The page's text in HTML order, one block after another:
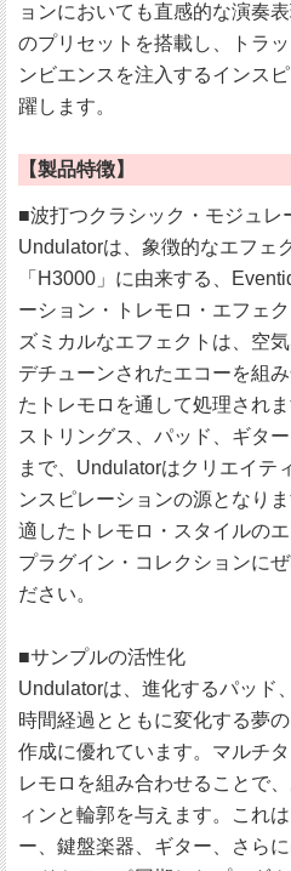
ョンにおいても直感的な演奏
のプリセットを搭載し、トラ
ンビエンスを注入するインス
躍します。
【製品特徴】
■波打つクラシック・モジュレ
Undulatorは、象徴的なエフェ
「H3000」に由来する、
ーション・トレモロ・エフェ
ズミカルなエフェクトは、空
デチューンされたエコーを組
たトレモロを通して処理され
ストリングス、パッド、ギタ
まで、Undulatorはクリエイテ
ンスピレーションの源となり
適したトレモロ・スタイルの
プラグイン・コレクションに
ださい。
■サンプルの活性化
Undulatorは、進化するパッド
時間経過とともに変化する夢
作成に優れています。マルチ
レモロを組み合わせることで
ィンと輪郭を与えます。これ
ー、鍵盤楽器、ギター、さら